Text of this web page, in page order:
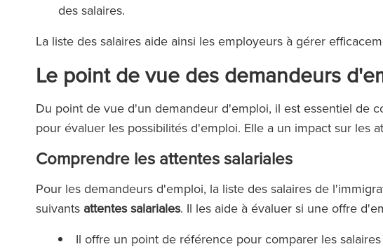
des salaires.
La liste des salaires aide ainsi les employeurs à gérer
Le point de vue des demandeurs
Du point de vue d'un demandeur d'emploi, il est essentiel de
pour évaluer les possibilités d'emploi. Elle a un impact sur les
Comprendre les attentes salariales
Pour les demandeurs d'emploi, la liste des salaires de
suivants attentes salariales. Il les aide à évaluer si une offre
Il offre un point de référence pour comparer les